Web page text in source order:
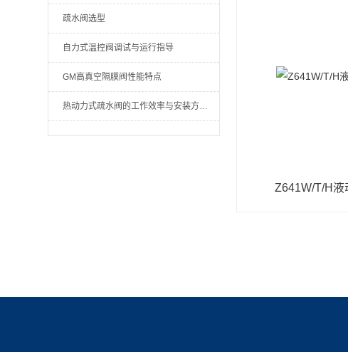
疏水阀选型
自力式温控阀调试与运行指导
GM高真空隔膜阀性能特点
热动力式疏水阀的工作效率与安装方法有很大的关系
Z641W/T/H液